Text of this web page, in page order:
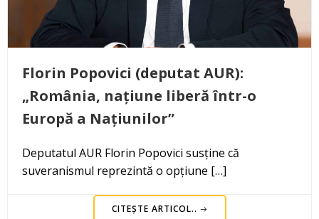
Florin Popovici (deputat AUR):
„România, națiune liberă într-o
Europă a Națiunilor”
Deputatul AUR Florin Popovici susține că
suveranismul reprezintă o opțiune […]
CITEȘTE ARTICOL..